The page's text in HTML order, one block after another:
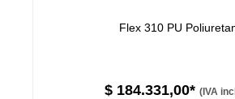
Flex 310 PU
$ 184.331,00* (IVA